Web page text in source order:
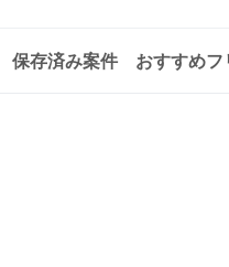
保存済み案件 おすすめ